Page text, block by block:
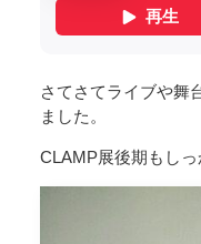
さてさてライブや舞
ました。
CLAMP展後期もし